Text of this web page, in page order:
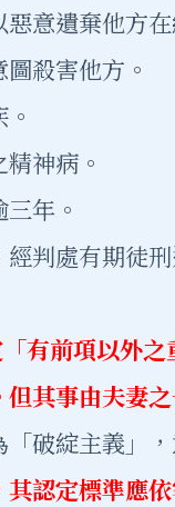
意遺棄他方
殺害他方。
神病。
年。
判處有期徒
有前項以外
其事由夫妻
破綻主義」
認定標準應